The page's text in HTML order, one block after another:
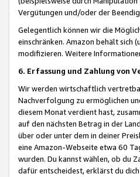
Vergütungen und/oder der
Gelegentlich können wir die
einschränken. Amazon behält sich
modifizieren. Weitere
6. Erfassung und Zahlung von
Wir werden wirtschaftlich
Nachverfolgung zu ermöglichen
diesem Monat verdient hast,
auf den nächsten Betrag in der
über oder unter dem in deiner
eine Amazon-Webseite etwa 60
wurden. Du kannst wählen, ob du
dafür entscheidest, erklärst du